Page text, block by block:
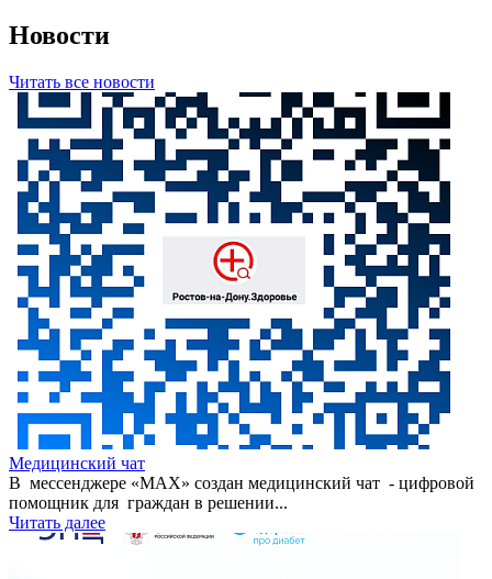
Новости
Читать все новости
Медицинский чат
В мессенджере «МАХ» создан медицинский чат - цифровой
помощник для граждан в решении...
Читать далее